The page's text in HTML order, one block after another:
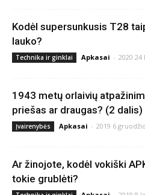
Kodėl supersunkusis T28
lauko?
Technika ir ginklai Apkasai - 2020
1943 metų orlaivių
priešas ar draugas? (2 dalis)
Įvairenybės Apkasai - 2019 6 gruodžio
Ar žinojote, kodėl vokiški
tokie grublėti?